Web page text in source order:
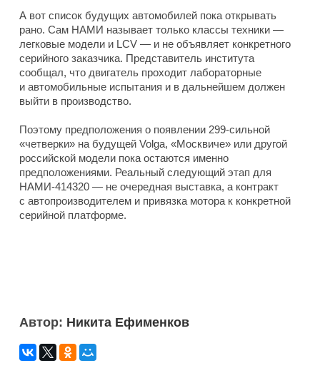
А вот список будущих автомобилей пока открывать
рано. Сам НАМИ называет только классы техники —
легковые модели и LCV — и не объявляет конкретного
серийного заказчика. Представитель института
сообщал, что двигатель проходит лабораторные
и автомобильные испытания и в дальнейшем должен
выйти в производство.
Поэтому предположения о появлении 299-сильной
«четверки» на будущей Volga, «Москвиче» или другой
российской модели пока остаются именно
предположениями. Реальный следующий этап для
НАМИ-414320 — не очередная выставка, а контракт
с автопроизводителем и привязка мотора к конкретной
серийной платформе.
Автор: Никита Ефименков